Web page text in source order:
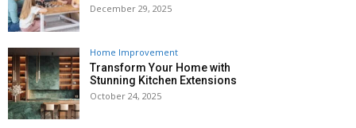
December 29, 2025
Home Improvement
Transform Your Home with
Stunning Kitchen Extensions
October 24, 2025